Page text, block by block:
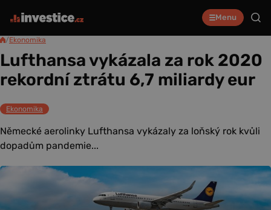
Menu
/Ekonomika
Lufthansa vykázala za rok 2020
rekordní ztrátu 6,7 miliardy eur
Ekonomika
Německé aerolinky Lufthansa vykázaly za loňský rok kvůli
dopadům pandemie...